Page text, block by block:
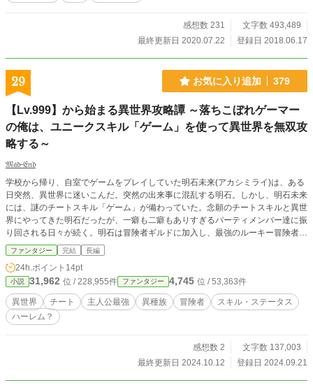
感想数 231
文字数 493,489
最終更新日 2020.07.22
登録日 2018.06.17
29 お気に入り追加 379
【Lv.999】から始まる異世界攻略譚 ～落ちこぼれゲーマー
の俺は、ユニークスキル「ゲーム」を使って異世界を無双攻
略する～
𝔐𝔞𝔡-𝔈𝔫𝔡
学校から帰り、自室でゲームをプレイしていた明石未来(アカシミライ)は、ある
日突然、異世界に迷いこんだ。突然の出来事に混乱する明石。しかし、明石未来
には、謎のチートスキル「ゲーム」が備わっていた。念願のチートスキルと異世
界にやってきた明石だったが、一癖も二癖もありすぎるパーティメンバー達に振
り回される日々が続く。明石は冒険者ギルドに加入し、最強のルーキー冒険者と
して、今日ものらりくらりと異世界を無双攻略するのだった。 ◇9/26 男性向け
HOTランキング 2位
ファンタジー 完結 長編
24h.ポイント 14pt
小説 31,962 位 / 228,955件 ファンタジー 4,745 位 / 53,363件
異世界 チート 主人公最強 異種族 冒険者
スキル・ステータス
ハーレム？
感想数 2
文字数 137,003
最終更新日 2024.10.12
登録日 2024.09.21